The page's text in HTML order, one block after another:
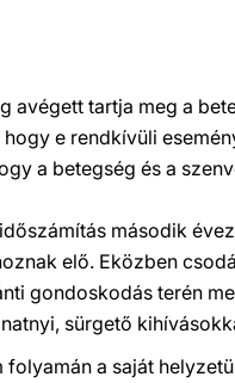
avégett tartja meg a
hogy e rendkívüli
a betegség és a
második
elő. Eközben
gondoskodás terén
sürgető
folyamán a saját